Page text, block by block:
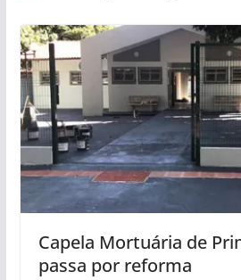
Capela Mortuária de
passa por reforma